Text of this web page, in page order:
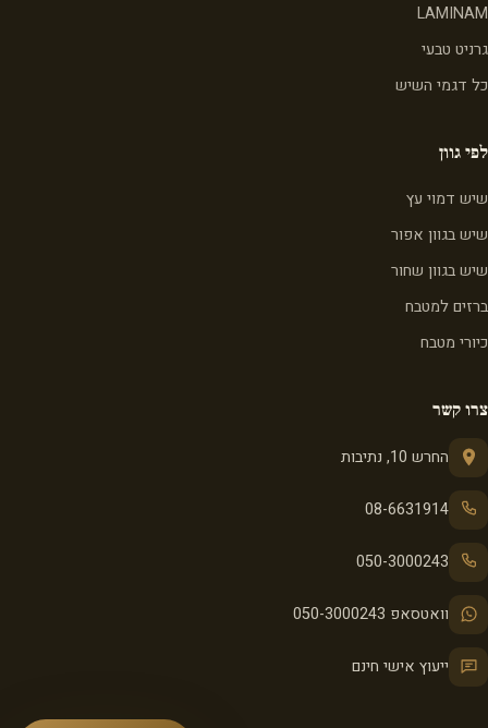
LAMINAM
גרניט טבעי
כל דגמי השיש
לפי גוון
שיש דמוי עץ
שיש בגוון אפור
שיש בגוון שחור
ברזים למטבח
כיורי מטבח
צרו קשר
החרש 10, נתיבות
08-6631914
050-3000243
וואטסאפ 050-3000243
ייעוץ אישי חינם